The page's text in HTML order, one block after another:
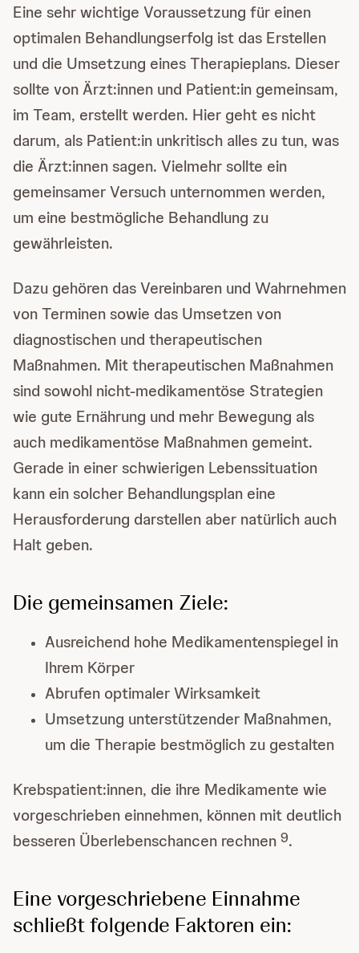
Eine sehr wichtige Voraussetzung für einen
optimalen Behandlungserfolg ist das Erstellen
und die Umsetzung eines Therapieplans. Dieser
sollte von Ärzt:innen und Patient:in gemeinsam,
im Team, erstellt werden. Hier geht es nicht
darum, als Patient:in unkritisch alles zu tun, was
die Ärzt:innen sagen. Vielmehr sollte ein
gemeinsamer Versuch unternommen werden,
um eine bestmögliche Behandlung zu
gewährleisten.
Dazu gehören das Vereinbaren und Wahrnehmen
von Terminen sowie das Umsetzen von
diagnostischen und therapeutischen
Maßnahmen. Mit therapeutischen Maßnahmen
sind sowohl nicht-medikamentöse Strategien
wie gute Ernährung und mehr Bewegung als
auch medikamentöse Maßnahmen gemeint.
Gerade in einer schwierigen Lebenssituation
kann ein solcher Behandlungsplan eine
Herausforderung darstellen aber natürlich auch
Halt geben.
Die gemeinsamen Ziele:
Ausreichend hohe Medikamentenspiegel in
Ihrem Körper
Abrufen optimaler Wirksamkeit
Umsetzung unterstützender Maßnahmen,
um die Therapie bestmöglich zu gestalten
Krebspatient:innen, die ihre Medikamente wie
vorgeschrieben einnehmen, können mit deutlich
besseren Überlebenschancen rechnen 9.
Eine vorgeschriebene Einnahme
schließt folgende Faktoren ein: